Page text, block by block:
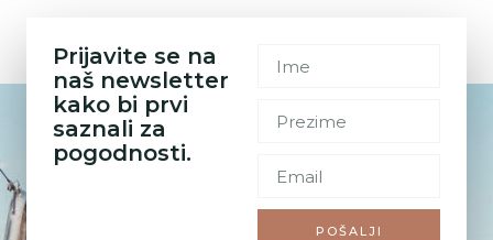
Prijavite se na
naš newsletter
kako bi prvi
saznali za
pogodnosti.
POŠALJI